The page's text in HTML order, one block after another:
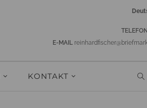
TELEFON
E-MAIL
KONTAKT